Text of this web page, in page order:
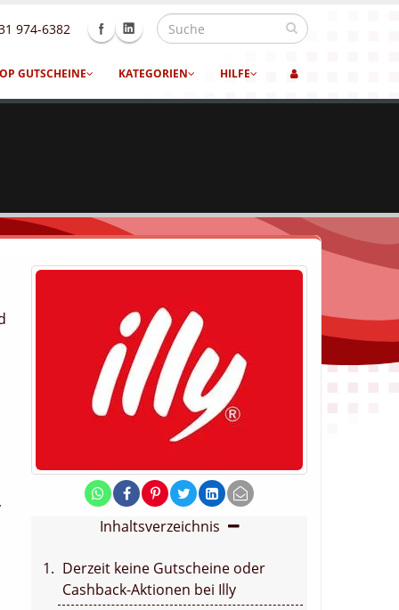
974-6382
GUTSCHEINE KATEGORIEN HILFE
Inhaltsverzeichnis
Derzeit keine Gutscheine oder
Cashback-Aktionen bei Illy